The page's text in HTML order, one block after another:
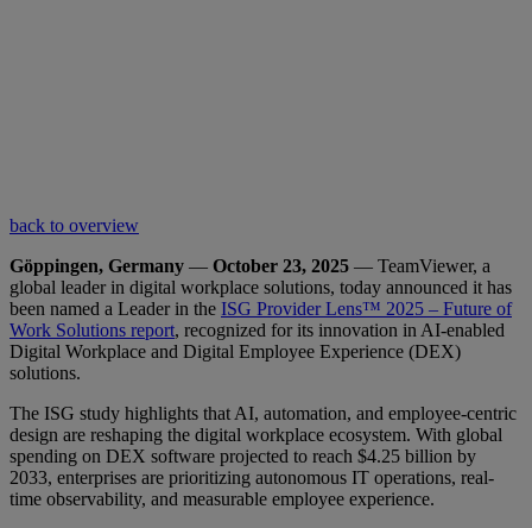
back to overview
Göppingen, Germany — October 23, 2025 — TeamViewer, a
global leader in digital workplace solutions, today announced it has
been named a Leader in the ISG Provider Lens™ 2025 – Future of
Work Solutions report, recognized for its innovation in AI-enabled
Digital Workplace and Digital Employee Experience (DEX)
solutions.
The ISG study highlights that AI, automation, and employee-centric
design are reshaping the digital workplace ecosystem. With global
spending on DEX software projected to reach $4.25 billion by
2033, enterprises are prioritizing autonomous IT operations, real-
time observability, and measurable employee experience.